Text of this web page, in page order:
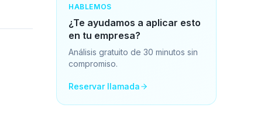
HABLEMOS
¿Te ayudamos a aplicar esto
en tu empresa?
Análisis gratuito de 30 minutos sin
compromiso.
Reservar llamada